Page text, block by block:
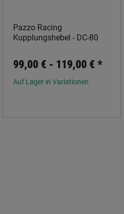
Pazzo Racing
Kupplungshebel - DC-80
99,00 € - 119,00 €*
Auf Lager in Variationen